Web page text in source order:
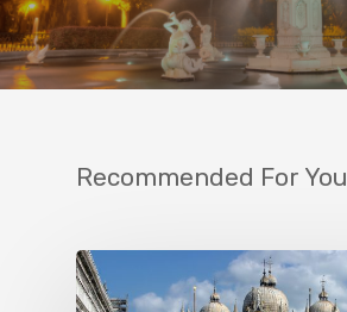
Recommended For You